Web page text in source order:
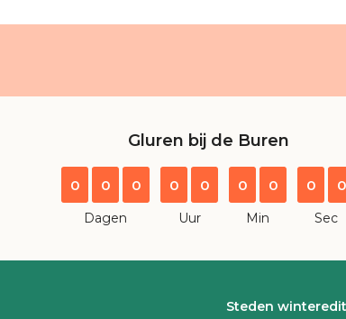
Gluren bij de Buren
0 0 0
Dagen
0 0
Uur
0 0
Min
0 0
Sec
Steden